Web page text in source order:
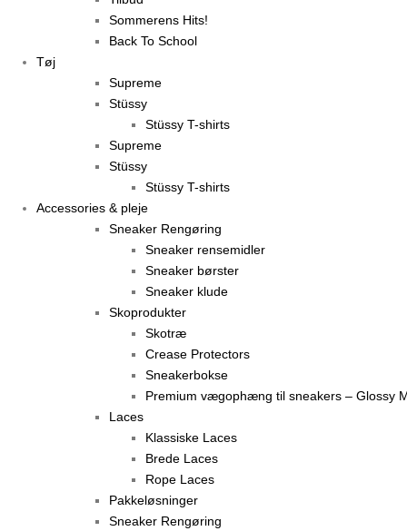
Sommerens Hits!
Back To School
Tøj
Supreme
Stüssy
Stüssy T-shirts
Supreme
Stüssy
Stüssy T-shirts
Accessories & pleje
Sneaker Rengøring
Sneaker rensemidler
Sneaker børster
Sneaker klude
Skoprodukter
Skotræ
Crease Protectors
Sneakerbokse
Premium vægophæng til sneakers – Glossy
Laces
Klassiske Laces
Brede Laces
Rope Laces
Pakkeløsninger
Sneaker Rengøring